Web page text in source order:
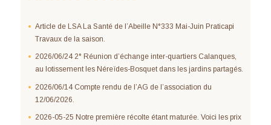
Article de LSA La Santé de l’Abeille N°333 Mai-Juin Praticapi
Travaux de la saison.
2026/06/24 2° Réunion d’échange inter-quartiers Calanques,
au lotissement les Néreïdes-Bosquet dans les jardins partagés.
2026/06/14 Compte rendu de l’AG de l’association du
12/06/2026.
2026-05-25 Notre première récolte étant maturée. Voici les prix